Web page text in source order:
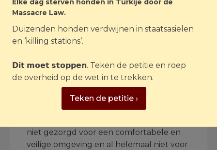
niet geschikt
houders van dieren
). Doordat het kalf op
deze wijze wordt gebruikt voor een
‘ludieke’ carnavalshappening, is er op
geen enkele wijze rekening gehouden
met het belang van het dier en de
geschiktheid van het dier voor het
gestelde doel. Het belang van het kalf is
niet meegewogen, waardoor de
niet gezorgd voor een comfortabele en
veilige omgeving en al helemaal niet voor
Elke dag sterven honden in Turkije door de
Massacre Law.
Duizenden honden verdwijnen in staatsasielen
en ‘killing stations’.
𝗗𝗶𝘁 𝗺𝗼𝗲𝘁 𝘀𝘁𝗼𝗽𝗽𝗲𝗻. Teken de petitie en roep
de overheid op de wet in te trekken.
Teken de petitie ›